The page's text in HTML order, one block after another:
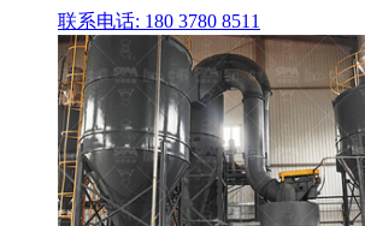
联系电话: 180 3780 8511